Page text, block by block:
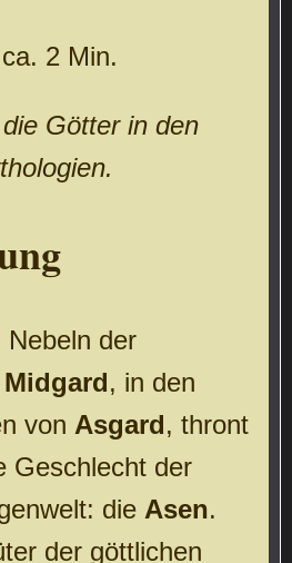
2 Min.
Götter in den
Nebeln der
Midgard, in den
von Asgard, thront
Geschlecht der
die Asen.
der göttlichen